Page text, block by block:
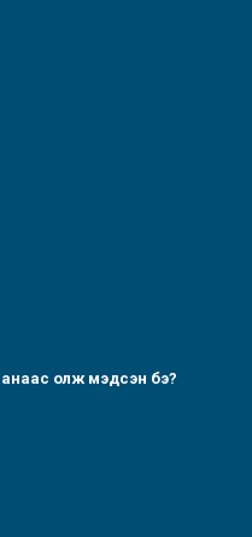
олж мэдсэн бэ?